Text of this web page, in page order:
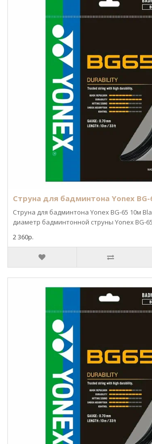
Струна для бадминтона Yonex BG-
Струна для бадминтона Yonex BG-65 10м
диаметр бадминтонной струны Yonex BG-
2 360р.